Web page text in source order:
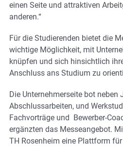
einen Seite und attraktiven
anderen.“
Für die Studierenden bietet die
wichtige Möglichkeit, mit
knüpfen und sich hinsichtlich
Anschluss ans Studium zu
Die Unternehmerseite bot neben
Abschlussarbeiten, und
Fachvorträge und Bewerber-
ergänzten das Messeangebot.
TH Rosenheim eine Plattform